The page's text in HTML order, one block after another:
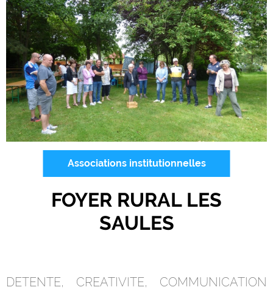
Associations institutionnelles
FOYER RURAL LES
SAULES
DETENTE, CREATIVITE, COMMUNICATION